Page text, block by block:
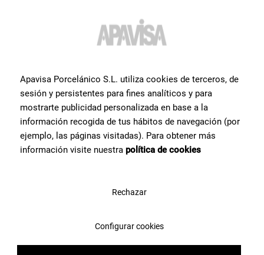
d'informations ou de l'aide
sur un produit?
Prenez contact avec l’équipe de spécialistes céramiques dont nous
disposons chez Apavisa Porcelánico. Nous vous apportons notre
conseil et notre aide pour ce dont vous avez besoin pour réaliser
votre projet.
Contactez-nous
Apavisa Porcelánico S.L. utiliza cookies de terceros, de
sesión y persistentes para fines analíticos y para
mostrarte publicidad personalizada en base a la
información recogida de tus hábitos de navegación (por
ejemplo, las páginas visitadas). Para obtener más
información visite nuestra política de cookies
Rechazar
Configurar cookies